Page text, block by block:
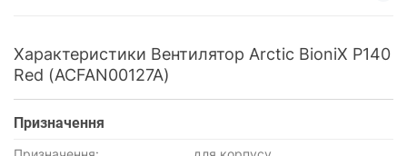
Характеристики Вентилятор Arctic BioniX P140
Red (ACFAN00127A)
Призначення